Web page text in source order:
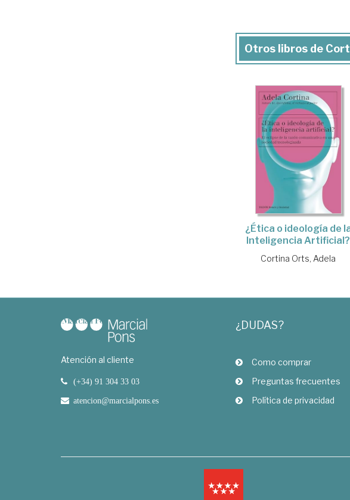
Otros libros de
¿Ética o ideología de
Inteligencia Artificial?
Cortina Orts, Adela
Atención al cliente
(+34) 91 304 33 03
atencion@marcialpons.es
¿DUDAS?
Como comprar
Preguntas frecuentes
Política de privacidad